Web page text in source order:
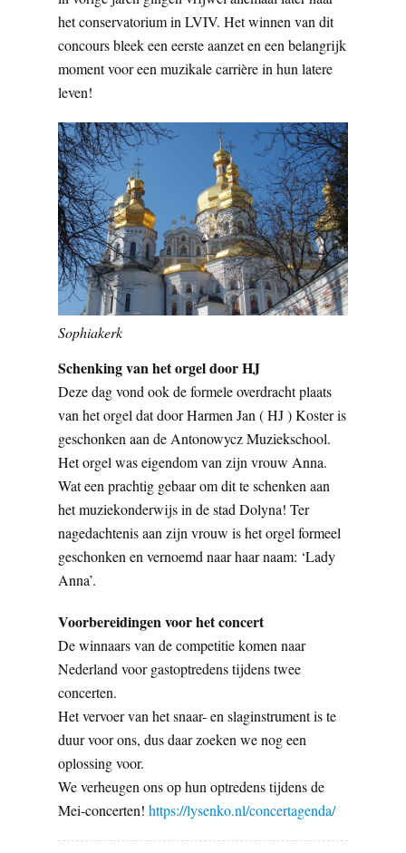
het conservatorium in LVIV. Het winnen van dit
concours bleek een eerste aanzet en een belangrijk
moment voor een muzikale carrière in hun latere
leven!
Sophiakerk
Schenking van het orgel door HJ
Deze dag vond ook de formele overdracht plaats
van het orgel dat door Harmen Jan ( HJ ) Koster is
geschonken aan de Antonowycz Muziekschool.
Het orgel was eigendom van zijn vrouw Anna.
Wat een prachtig gebaar om dit te schenken aan
het muziekonderwijs in de stad Dolyna! Ter
nagedachtenis aan zijn vrouw is het orgel formeel
geschonken en vernoemd naar haar naam: ‘Lady
Anna’.
Voorbereidingen voor het concert
De winnaars van de competitie komen naar
Nederland voor gastoptredens tijdens twee
concerten.
Het vervoer van het snaar- en slaginstrument is te
duur voor ons, dus daar zoeken we nog een
oplossing voor.
We verheugen ons op hun optredens tijdens de
Mei-concerten! https://lysenko.nl/concertagenda/